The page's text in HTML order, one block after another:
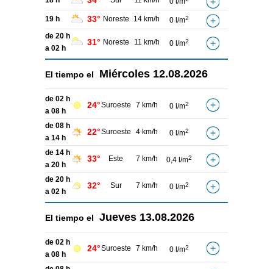
19 h 33° Noreste 14 km/h 0 l/m2
de 20 h
a 02 h
31° Noreste 11 km/h 0 l/m2
El tiempo el Miércoles 12.08.2026
de 02 h
a 08 h
24°Suroeste 7 km/h 0 l/m2
de 08 h
a 14 h
22°Suroeste 4 km/h 0 l/m2
de 14 h
a 20 h
33° Este 7 km/h 0,4 l/m2
de 20 h
a 02 h
32° Sur 7 km/h 0 l/m2
El tiempo el Jueves 13.08.2026
de 02 h
a 08 h
24°Suroeste 7 km/h 0 l/m2